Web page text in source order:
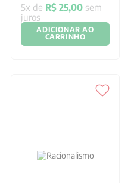
5x de R$ 25,00 sem
juros
ADICIONAR AO
CARRINHO